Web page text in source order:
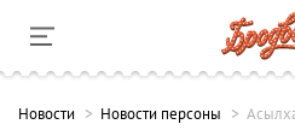
Новости Новости персоны Асылхан